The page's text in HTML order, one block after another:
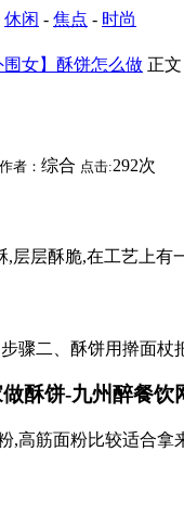
休闲 - 焦点 - 时尚
围女】酥饼怎么做 正文
作者： 综合 点击:292次
层酥脆,在工艺上有
骤二、酥饼用擀面
酥饼-九州醉餐饮
,高筋面粉比较适合